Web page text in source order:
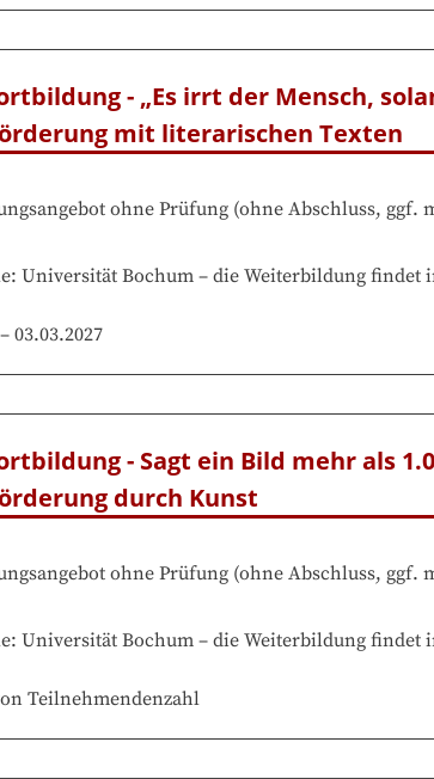
- „Es irrt der Mensch,
mit literarischen Texten
ohne Prüfung (ohne Abschluss, ggf.
: Universität Bochum – die Weiterbildung findet
– 03.03.2027
- Sagt ein Bild mehr als
durch Kunst
ohne Prüfung (ohne Abschluss, ggf.
: Universität Bochum – die Weiterbildung findet
Teilnehmendenzahl